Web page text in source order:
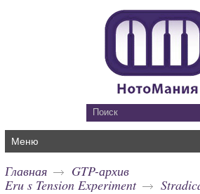
Меню
Главная
GTP-архив
Eru s Tension Experiment